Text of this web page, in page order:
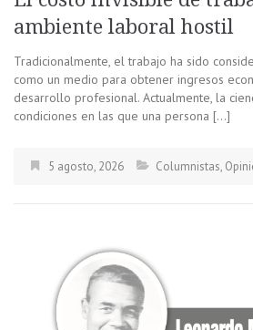
ambiente laboral hostil
Tradicionalmente, el trabajo ha sido
como un medio para obtener ingresos
desarrollo profesional. Actualmente, la
condiciones en las que una persona […]
5 agosto, 2026 Columnistas,